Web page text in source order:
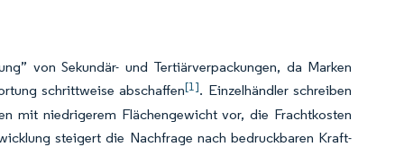
von Sekundär- und Tertiärverpackungen, da Marken
schrittweise abschaffen[1]. Einzelhändler schreiben
mit niedrigerem Flächengewicht vor, die Frachtkosten
steigert die Nachfrage nach bedruckbaren Kraft-